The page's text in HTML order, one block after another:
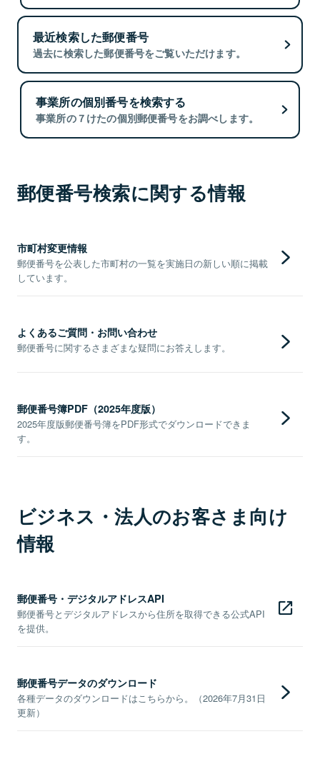
最近検索した郵便番号
過去に検索した郵便番号をご覧いただけます。
事業所の個別番号を検索する
事業所の７けたの個別郵便番号をお調べします。
郵便番号検索に関する情報
市町村変更情報
郵便番号を公表した市町村の一覧を実施日の新しい順に掲載
しています。
よくあるご質問・お問い合わせ
郵便番号に関するさまざまな疑問にお答えします。
郵便番号簿PDF（2025年度版）
2025年度版郵便番号簿をPDF形式でダウンロードできま
す。
ビジネス・法人のお客さま向け
情報
郵便番号・デジタルアドレスAPI
郵便番号とデジタルアドレスから住所を取得できる公式API
を提供。
郵便番号データのダウンロード
各種データのダウンロードはこちらから。（2026年7月31日
更新）